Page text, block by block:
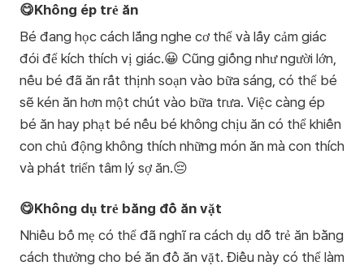
😋Không ép trẻ ăn
Bé đang học cách lắng nghe cơ thể và lấy cảm giác
đói để kích thích vị giác.😀 Cũng giống như người lớn,
nếu bé đã ăn rất thịnh soạn vào bữa sáng, có thể bé
sẽ kén ăn hơn một chút vào bữa trưa. Việc càng ép
bé ăn hay phạt bé nếu bé không chịu ăn có thể khiến
con chủ động không thích những món ăn mà con thích
và phát triển tâm lý sợ ăn.😔
😋Không dụ trẻ bằng đồ ăn vặt
Nhiều bố mẹ có thể đã nghĩ ra cách dụ dỗ trẻ ăn bằng
cách thưởng cho bé ăn đồ ăn vặt. Điều này có thể làm